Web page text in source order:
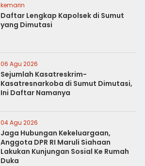
kemarin
Daftar Lengkap Kapolsek di Sumut
yang Dimutasi
06 Agu 2026
Sejumlah Kasatreskrim-
Kasatresnarkoba di Sumut Dimutasi,
Ini Daftar Namanya
04 Agu 2026
Jaga Hubungan Kekeluargaan,
Anggota DPR RI Maruli Siahaan
Lakukan Kunjungan Sosial Ke Rumah
Duka